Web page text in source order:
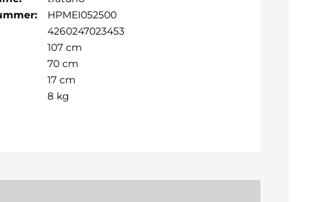
HPMEI052500
4260247023453
107 cm
70 cm
17 cm
8 kg